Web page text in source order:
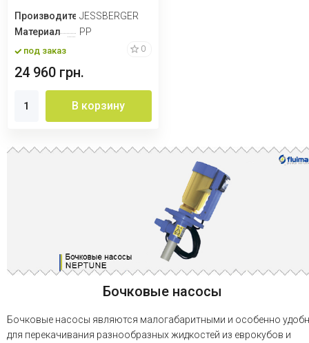
ПроизводительJESSBERGER
Материал
PP
под заказ 0
24 960 грн.
В корзину
Бочковые насосы
Бочковые насосы являются малогабаритными и особенно
для перекачивания разнообразных жидкостей из еврокубов и